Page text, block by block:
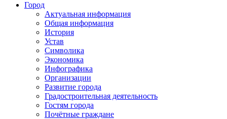
Город
Актуальная информация
Общая информация
История
Устав
Символика
Экономика
Инфографика
Организации
Развитие города
Градостроительная деятельность
Гостям города
Почётные граждане